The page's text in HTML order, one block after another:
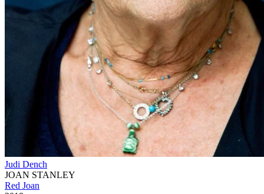
Judi Dench
JOAN STANLEY
Red Joan